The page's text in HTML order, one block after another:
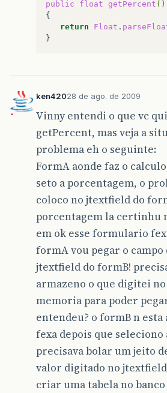
public float getPercent ()
return
Float .
ken42028 de ago. de 2009
Vinny entendi o que vc
getPercent, mas veja a
problema eh o seguinte:
FormA aonde faz o
seto a porcentagem, o
coloco no jtextfield do
porcentagem la certinhu
em ok esse formulario
formA vou pegar o
jtextfield do formB!
armazeno o que digitei
memoria para poder
entendeu? o formB n
fexa depois que
precisava bolar um jeito
valor digitado no
criar uma tabela no banco